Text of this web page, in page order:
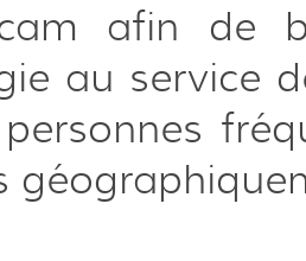
afin de
au service